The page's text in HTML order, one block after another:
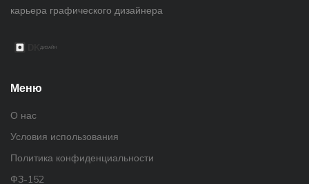
карьера графического дизайнера
Меню
О нас
Условия использования
Политика конфиденциальности
ФЗ-152